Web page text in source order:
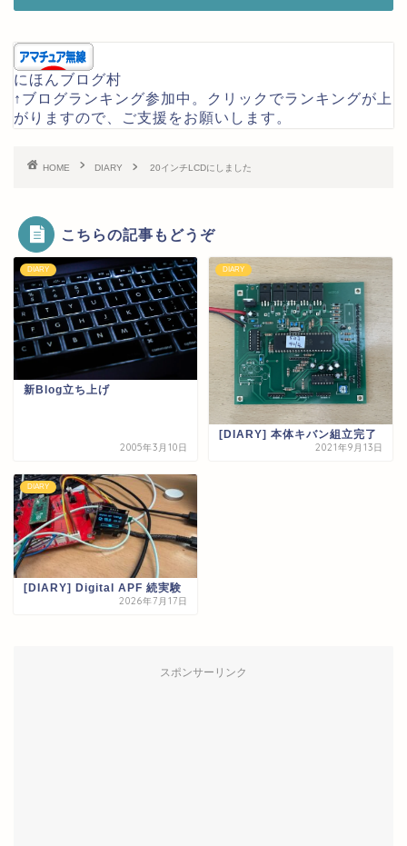
にほんブログ村
↑ブログランキング参加中。クリックでランキングが上
がりますので、ご支援をお願いします。
HOME DIARY 20インチLCDにしました
こちらの記事もどうぞ
DIARY
新Blog立ち上げ
2005年3月10日
DIARY
[DIARY] 本体キバン組立完了
2021年9月13日
DIARY
[DIARY] Digital APF 続実験
2026年7月17日
スポンサーリンク